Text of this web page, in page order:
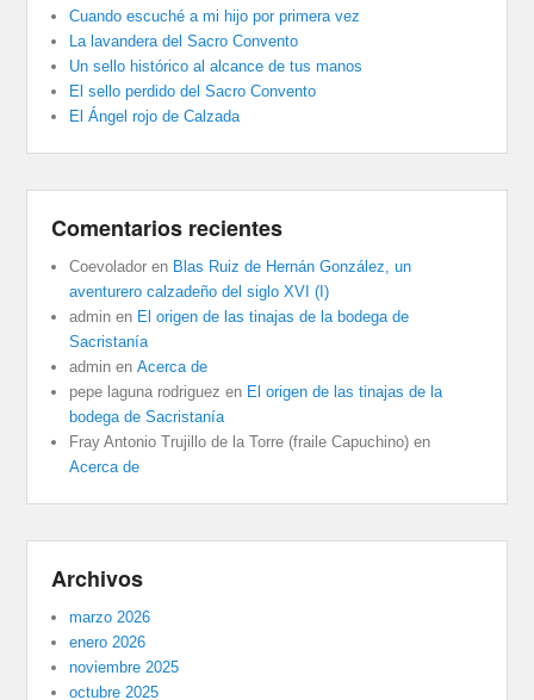
Cuando escuché a mi hijo por primera vez
La lavandera del Sacro Convento
Un sello histórico al alcance de tus manos
El sello perdido del Sacro Convento
El Ángel rojo de Calzada
Comentarios recientes
Coevolador en Blas Ruiz de Hernán González, un
aventurero calzadeño del siglo XVI (I)
admin en El origen de las tinajas de la bodega de
Sacristanía
admin enAcerca de
pepe laguna rodriguez en El origen de las tinajas de la
bodega de Sacristanía
Fray Antonio Trujillo de la Torre (fraile Capuchino) en
Acerca de
Archivos
marzo 2026
enero 2026
noviembre 2025
octubre 2025